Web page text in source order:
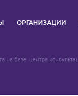
ОРГАНИЗАЦИИ
на базе  центра